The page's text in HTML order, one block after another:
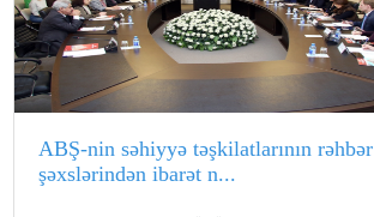
ABŞ-nin səhiyyə təşkilatlarının rəhbər
şəxslərindən ibarət n...